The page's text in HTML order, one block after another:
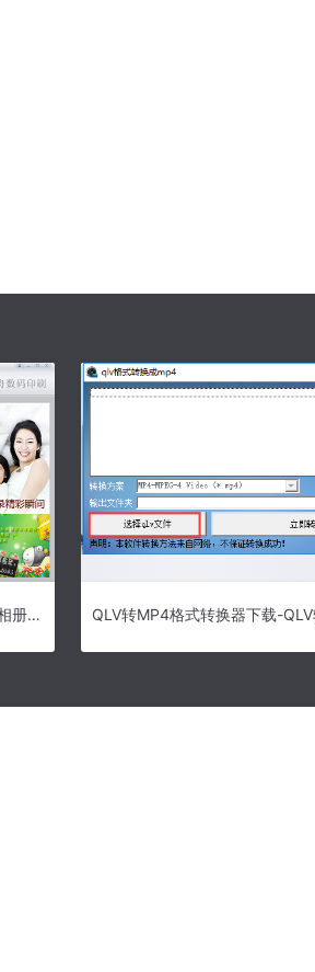
叶之舟DIY电脑版下载 叶之舟DIY(电子相册制作软件) v4.0.1 免费安装版